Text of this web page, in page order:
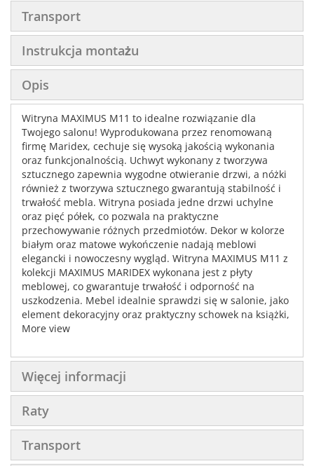
Transport
Instrukcja montażu
Opis
Witryna MAXIMUS M11 to idealne rozwiązanie dla
Twojego salonu! Wyprodukowana przez renomowaną
firmę Maridex, cechuje się wysoką jakością wykonania
oraz funkcjonalnością. Uchwyt wykonany z tworzywa
sztucznego zapewnia wygodne otwieranie drzwi, a nóżki
również z tworzywa sztucznego gwarantują stabilność i
trwałość mebla. Witryna posiada jedne drzwi uchylne
oraz pięć półek, co pozwala na praktyczne
przechowywanie różnych przedmiotów. Dekor w kolorze
białym oraz matowe wykończenie nadają meblowi
elegancki i nowoczesny wygląd. Witryna MAXIMUS M11 z
kolekcji MAXIMUS MARIDEX wykonana jest z płyty
meblowej, co gwarantuje trwałość i odporność na
uszkodzenia. Mebel idealnie sprawdzi się w salonie, jako
element dekoracyjny oraz praktyczny schowek na książki,
płyty czy inne drobiazgi. Wymiary witryny to: szerokość
temu mebel nie zajmuje dużo miejsca, a jednocześnie
oferuje dużą pojemność. Zamów już dziś i ciesz się
pięknym i funkcjonalnym meblem w swoim salonie!
More view
Więcej informacji
Raty
Transport